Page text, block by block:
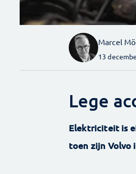
Marcel
13
Lege
Elektriciteit is
toen zijn Volvo